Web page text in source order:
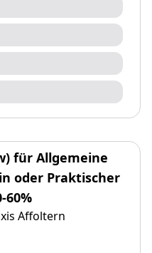
für Allgemeine
oder Praktischer
60%
Affoltern